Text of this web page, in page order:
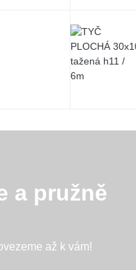
a pružně
až k vám!